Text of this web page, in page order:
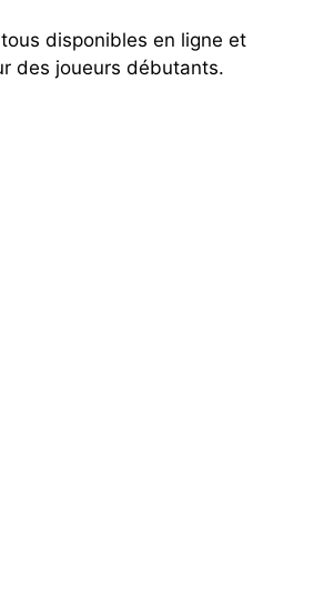
disponibles en ligne et
des joueurs débutants.